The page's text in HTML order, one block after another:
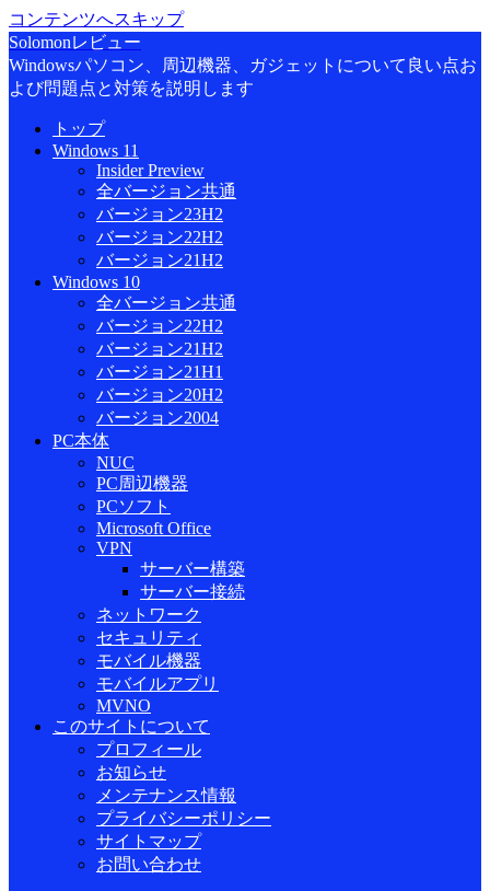
コンテンツへスキップ
Solomonレビュー
Windowsパソコン、周辺機器、ガジェットについて良い点お
よび問題点と対策を説明します
トップ
Windows 11
Insider Preview
全バージョン共通
バージョン23H2
バージョン22H2
バージョン21H2
Windows 10
全バージョン共通
バージョン22H2
バージョン21H2
バージョン21H1
バージョン20H2
バージョン2004
PC本体
NUC
PC周辺機器
PCソフト
Microsoft Office
VPN
サーバー構築
サーバー接続
ネットワーク
セキュリティ
モバイル機器
モバイルアプリ
MVNO
このサイトについて
プロフィール
お知らせ
メンテナンス情報
プライバシーポリシー
サイトマップ
お問い合わせ